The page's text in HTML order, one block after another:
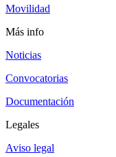
Movilidad
Más info
Noticias
Convocatorias
Documentación
Legales
Aviso legal